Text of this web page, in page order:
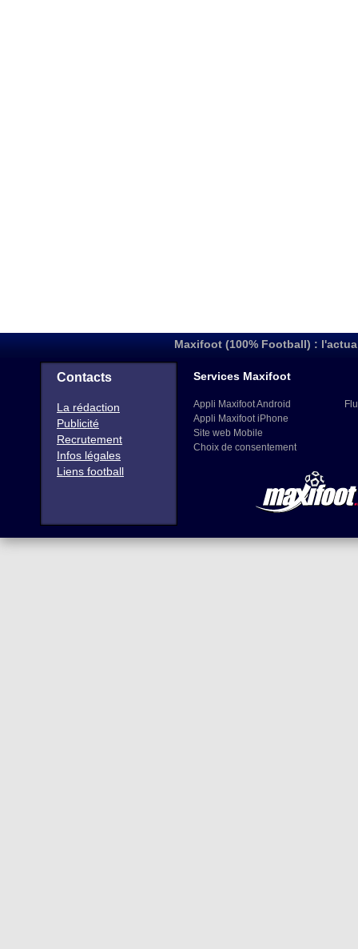
Maxifoot (100% Football) :
Contacts
La rédaction
Publicité
Recrutement
Infos légales
Liens football
Services Maxifoot
Appli Maxifoot Android
Appli Maxifoot iPhone
Site web Mobile
Choix de consentement